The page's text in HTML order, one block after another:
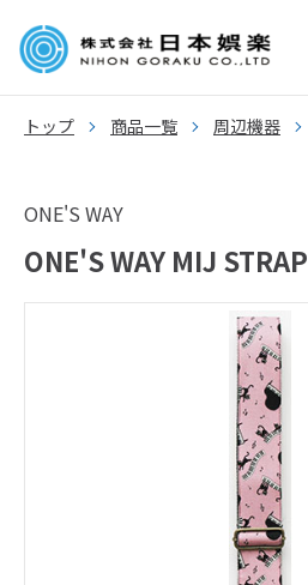
トップ 商品一覧 周辺機器
ONE'S WAY
ONE'S WAY MIJ STRAP